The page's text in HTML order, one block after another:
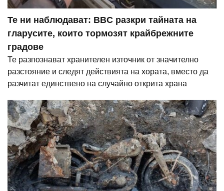
Те ни наблюдават: BBC разкри тайната на
гларусите, които тормозят крайбрежните
градове
Те разпознават хранителен източник от значително
разстояние и следят действията на хората, вместо да
разчитат единствено на случайно открита храна